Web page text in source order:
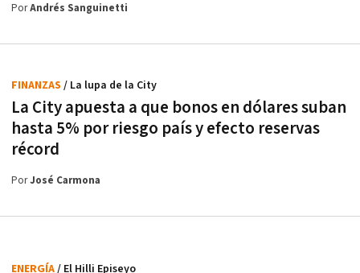
PorAndrés Sanguinetti
La City apuesta a que bonos en dólares suban
hasta 5% por riesgo país y efecto reservas
récord
FINANZAS / La lupa de la City
PorJosé Carmona
ENERGÍA/ El Hilli Episeyo